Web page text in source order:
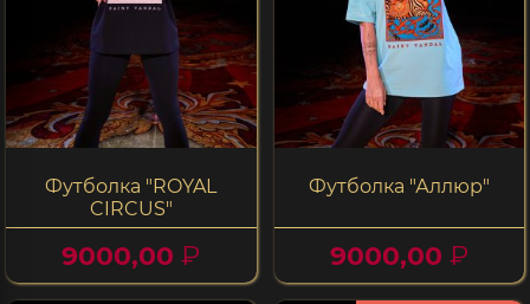
Футболка "ROYAL
CIRCUS"
9000,00₽
Футболка "Аллюр"
9000,00 ₽